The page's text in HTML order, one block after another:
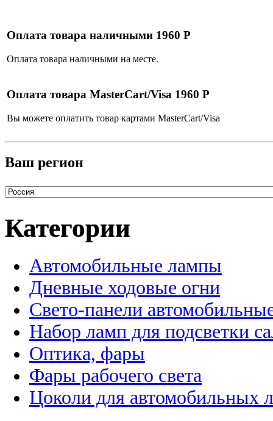
Оплата товара наличными 1960 Р
Оплата товара наличными на месте.
Оплата товара MasterCart/Visa 1960 Р
Вы можете оплатить товар картами MasterCart/Visa
Ваш регион
Категории
Автомобильные лампы
Дневные ходовые огни
Свето-панели
Набор ламп для подсветки
Оптика, фары
Фары рабочего света
Цоколи для автомобильных